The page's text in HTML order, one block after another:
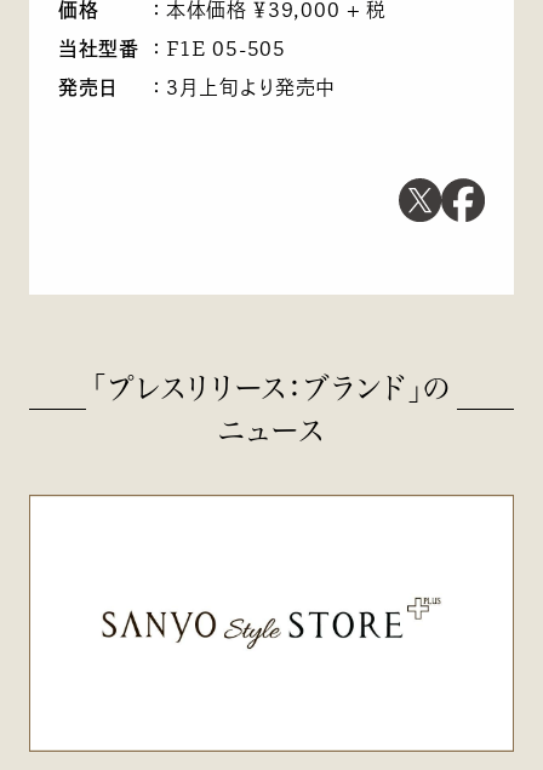
価格
： 本体価格 ￥39,000 + 税
当社型番
： F1E 05-505
発売日
： 3月上旬より発売中
「プレスリリース：ブランド」の
ニュース